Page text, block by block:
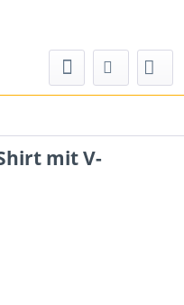
mit V-